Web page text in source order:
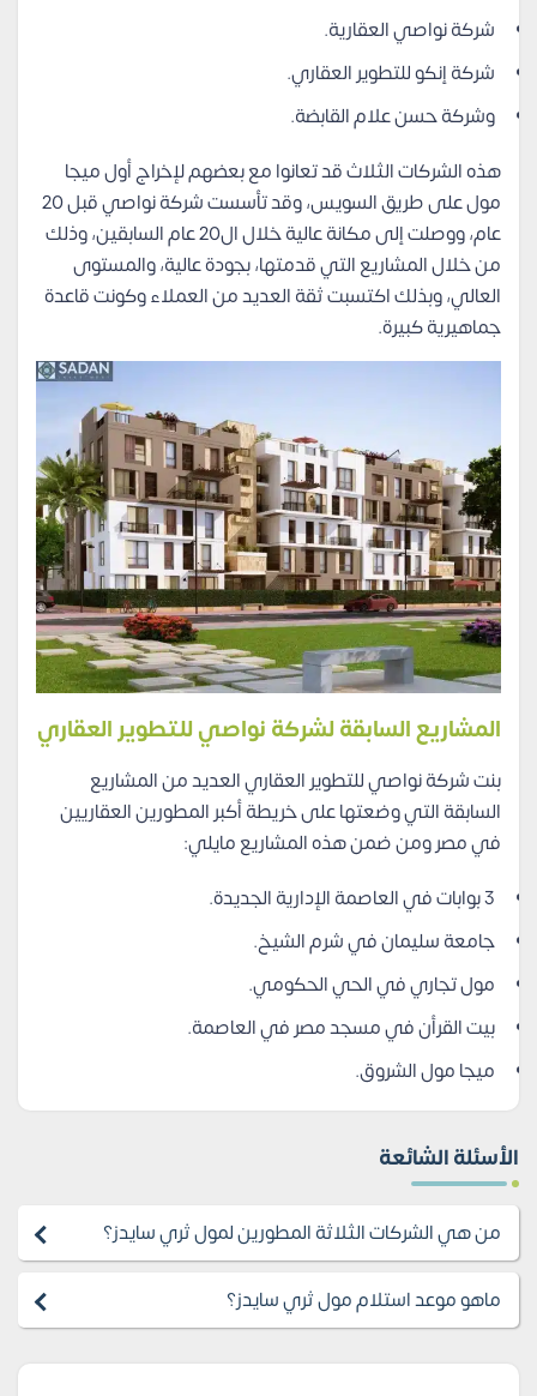
شركة نواصي العقارية.
شركة إنكو للتطوير العقاري.
وشركة حسن علام القابضة.
هذه الشركات الثلاث قد تعانوا مع بعضهم لإخراج أول ميجا
مول على طريق السويس، وقد تأسست شركة نواصي قبل 20
عام، ووصلت إلى مكانة عالية خلال ال20 عام السابقين، وذلك
من خلال المشاريع التي قدمتها، بجودة عالية، والمستوى
العالي، وبذلك اكتسبت ثقة العديد من العملاء وكونت قاعدة
جماهيرية كبيرة.
المشاريع السابقة لشركة نواصي للتطوير العقاري
بنت شركة نواصي للتطوير العقاري العديد من المشاريع
السابقة التي وضعتها على خريطة أكبر المطورين العقاريين
في مصر ومن ضمن هذه المشاريع مايلي:
3 بوابات في العاصمة الإدارية الجديدة.
جامعة سليمان في شرم الشيخ.
مول تجاري في الحي الحكومي.
بيت القرأن في مسجد مصر في العاصمة.
ميجا مول الشروق.
الأسئلة الشائعة
من هي الشركات الثلاثة المطورين لمول ثري سايدز؟
ماهو موعد استلام مول ثري سايدز؟